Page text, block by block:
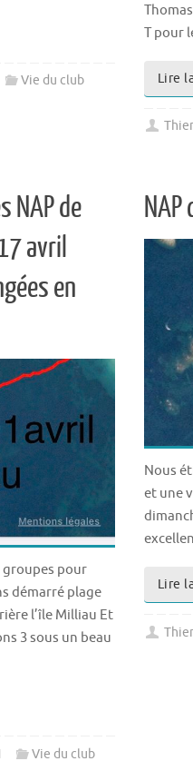
Vie du club
T pour
Lire
NAP de
avril
en
groupes pour
démarré plage
l’île Milliau Et
3 sous un beau
Vie du club
NAP
Nous
et une
Lire